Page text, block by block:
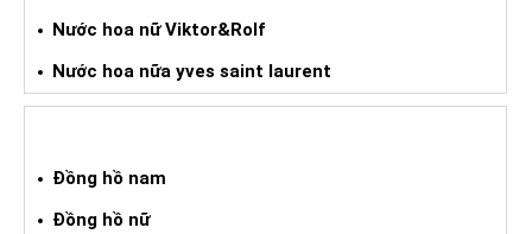
Nước hoa nữ Viktor&Rolf
Nước hoa nữa yves saint laurent
Đồng hồ nam
Đồng hồ nữ